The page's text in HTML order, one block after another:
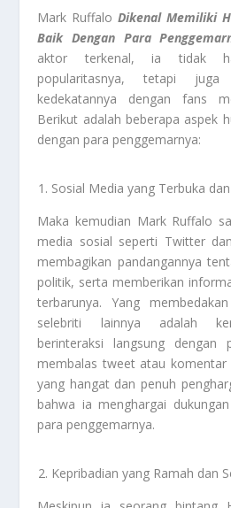
Mark RuffaloDikenal Memiliki
Baik Dengan Para
aktor terkenal, ia tidak
popularitasnya, tetapi juga
kedekatannya dengan fans
Berikut adalah beberapa aspek
dengan para penggemarnya:
Sosial Media yang Terbuka
Maka kemudian Mark Ruffalo
media sosial seperti Twitter
membagikan pandangannya
politik, serta memberikan
terbarunya. Yang
selebriti lainnya adalah
berinteraksi langsung dengan
membalas tweet atau komentar
yang hangat dan penuh
bahwa ia menghargai
para penggemarnya.
Kepribadian yang Ramah dan